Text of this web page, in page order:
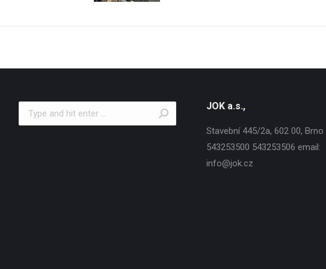
Search: JOK a.s.,
Stavební 445/2a, 602 00, Brno
543253500 543253506 email:
info@jok.cz